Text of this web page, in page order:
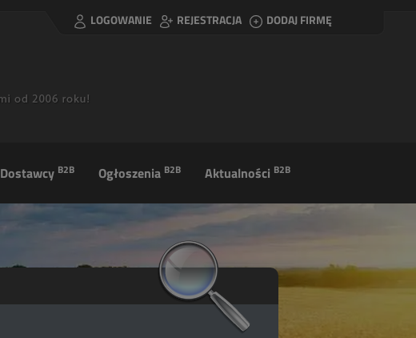
LOGOWANIE REJESTRACJA DODAJ FIRMĘ
Dostawcy B2B Ogłoszenia B2B Aktualności B2B